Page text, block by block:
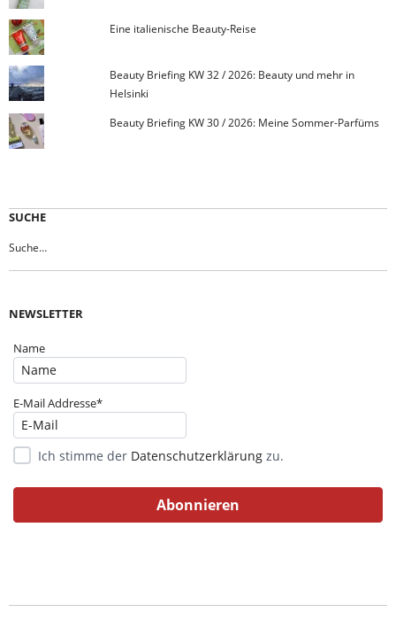
Eine italienische Beauty-Reise
Beauty Briefing KW 32 / 2026: Beauty und mehr in
Helsinki
Beauty Briefing KW 30 / 2026: Meine Sommer-Parfüms
SUCHE
NEWSLETTER
Name
E-Mail Addresse*
Ich stimme der Datenschutzerklärung zu.